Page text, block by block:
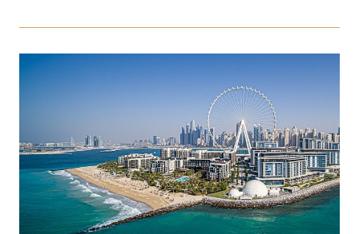
18 мая 2026
THE ST. REGIS MALDIVES VOMMULI:
МАНИФЕСТ ЭСТЕТИКИ В САМОМ СЕРДЦЕ
ОКЕАНА
Подробнее
27 апреля 2026